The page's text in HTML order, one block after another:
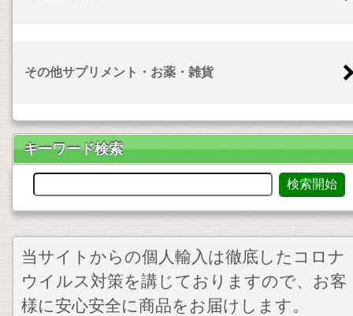
その他サプリメント・お薬・雑貨
キーワード検索
当サイトからの個人輸入は徹底したコロナ
ウイルス対策を講じておりますので、お客
様に安心安全に商品をお届けします。